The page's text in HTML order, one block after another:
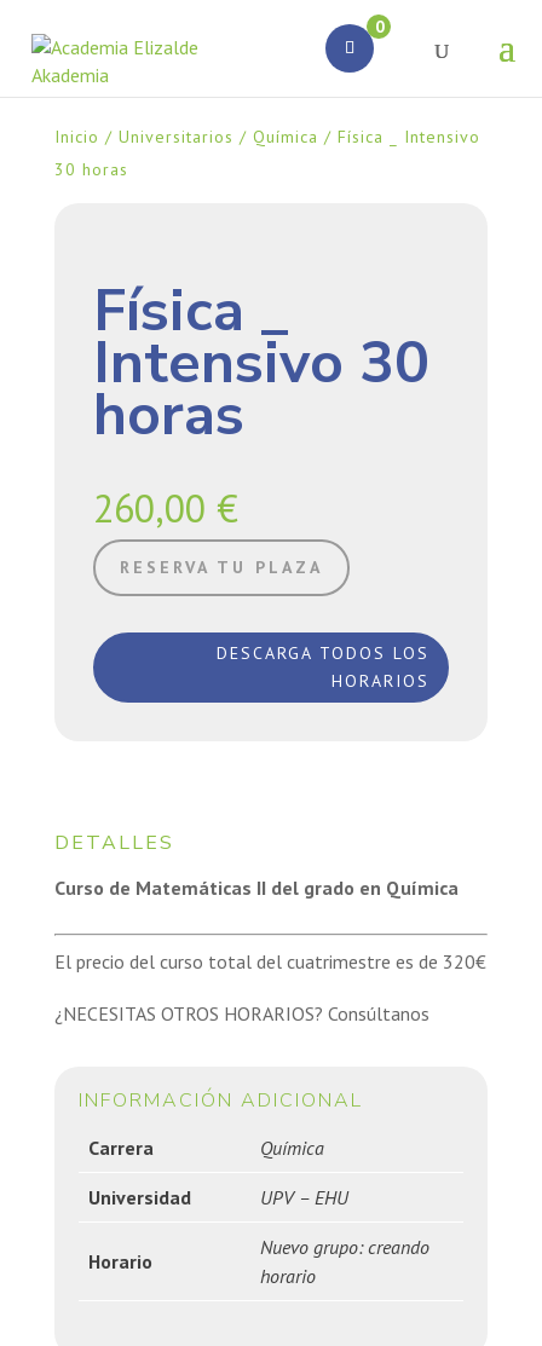
0
productos
Inicio / Universitarios / Química / Física _ Intensivo
30 horas
Física _
Intensivo 30
horas
260,00 €
RESERVA TU PLAZA
DESCARGA TODOS LOS
HORARIOS
DETALLES
Curso de Matemáticas II del grado en Química
El precio del curso total del cuatrimestre es de 320€
¿NECESITAS OTROS HORARIOS? Consúltanos
INFORMACIÓN ADICIONAL
Carrera Química
Universidad UPV – EHU
Horario
Nuevo grupo: creando
horario